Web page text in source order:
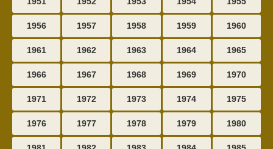
1956 1957 1958 1959 1960
1961 1962 1963 1964 1965
1966 1967 1968 1969 1970
1971 1972 1973 1974 1975
1976 1977 1978 1979 1980